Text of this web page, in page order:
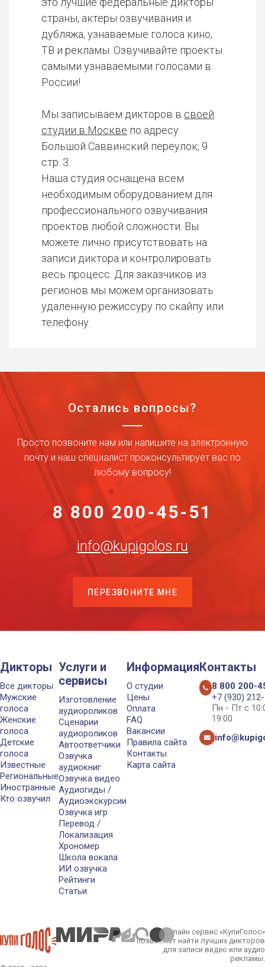
страны, актеры озвучивания и
дубляжа, узнаваемые голоса кино,
ТВ и рекламы. Озвучивайте проекты
самыми узнаваемыми голосами в
России!
Мы записываем дикторов в своей
студии в Москве по адресу
Большой Саввинский переулок, 9
стр. 3.
Наша студия оснащена всем
необходимым оборудованием для
профессионального озвучивания
проектов любой сложности. Вы
можете лично присутствовать на
записи диктора и контролировать
весь процесс. Для заказчиков из
регионов мы можем организовать
удаленную режиссуру по скайпу или
телефону.
Остались вопросы?
Просто позвоните нам или напишите на электронную
почту и наш специалист проконсультирует вас по
любому вопросу!
8 800 200-45-51
info@kupigolos.ru
ПЕРЕЗВОНИТЕ МНЕ
Дикторы
Все дикторы
Мужские
голоса
Женские
голоса
Детские
голоса
Известные
Региональные
Иностранные
Кто озвучил
Услуги и
сервисы
Изготовление
аудиороликов
Сценарии
аудиороликов
Автоответчики
Озвучка
аудиокниг
Озвучка видео
Аудиогиды /
Аудиоэкскурсии
Озвучка игр
Перевод /
Локализация
Хрономер
Школа вокала
ИИ озвучка
Рейтинги
Статьи
Информация
О студии
Цены
Оплата
FAQ
Вакансии
Правила сайта
Контакты
Карта сайта
Контакты
8 800 200-
+7 (930)
Пн - Пт с
19:00
Онлайн сервис «КупиГолос»
позволяет найти лучших дикторов
для записи видео или аудио
рекламы.